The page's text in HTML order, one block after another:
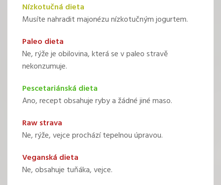
Nízkotučná dieta
Musíte nahradit majonézu nízkotučným jogurtem.
Paleo dieta
Ne, rýže je obilovina, která se v paleo stravě
nekonzumuje.
Pescetariánská dieta
Ano, recept obsahuje ryby a žádné jiné maso.
Raw strava
Ne, rýže, vejce prochází tepelnou úpravou.
Veganská dieta
Ne, obsahuje tuňáka, vejce.